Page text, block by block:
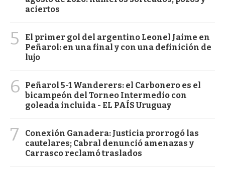
aciertos
5
El primer gol del argentino Leonel Jaime en
Peñarol: en una final y con una definición de
lujo
6
Peñarol 5-1 Wanderers: el Carbonero es el
bicampeón del Torneo Intermedio con
goleada incluida - EL PAÍS Uruguay
7
Conexión Ganadera: Justicia prorrogó las
cautelares; Cabral denunció amenazas y
Carrasco reclamó traslados